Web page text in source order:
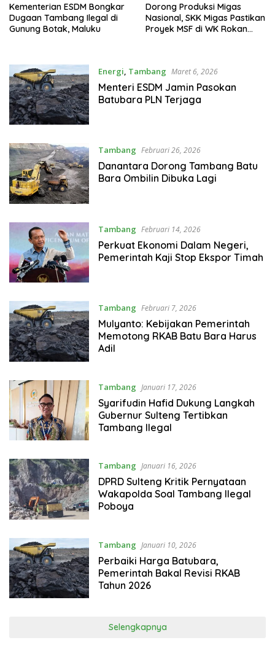
Kementerian ESDM Bongkar
Dugaan Tambang Ilegal di
Gunung Botak, Maluku
Dorong Produksi Migas
Nasional, SKK Migas Pastikan
Proyek MSF di WK Rokan
Energi, Tambang Maret 6, 2026
Menteri ESDM Jamin Pasokan
Batubara PLN Terjaga
Tambang Februari 26, 2026
Danantara Dorong Tambang Batu
Bara Ombilin Dibuka Lagi
Tambang Februari 14, 2026
Perkuat Ekonomi Dalam Negeri,
Pemerintah Kaji Stop Ekspor Timah
Tambang Februari 7, 2026
Mulyanto: Kebijakan Pemerintah
Memotong RKAB Batu Bara Harus
Adil
Tambang Januari 17, 2026
Syarifudin Hafid Dukung Langkah
Gubernur Sulteng Tertibkan
Tambang Ilegal
Tambang Januari 16, 2026
DPRD Sulteng Kritik Pernyataan
Wakapolda Soal Tambang Ilegal
Poboya
Tambang Januari 10, 2026
Perbaiki Harga Batubara,
Pemerintah Bakal Revisi RKAB
Tahun 2026
Selengkapnya